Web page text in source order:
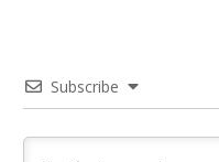
Subscribe